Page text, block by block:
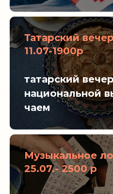
Татарский
11.07-1900р
татарский
национальной
чаем
Музыкальное
25.07.- 2500 р